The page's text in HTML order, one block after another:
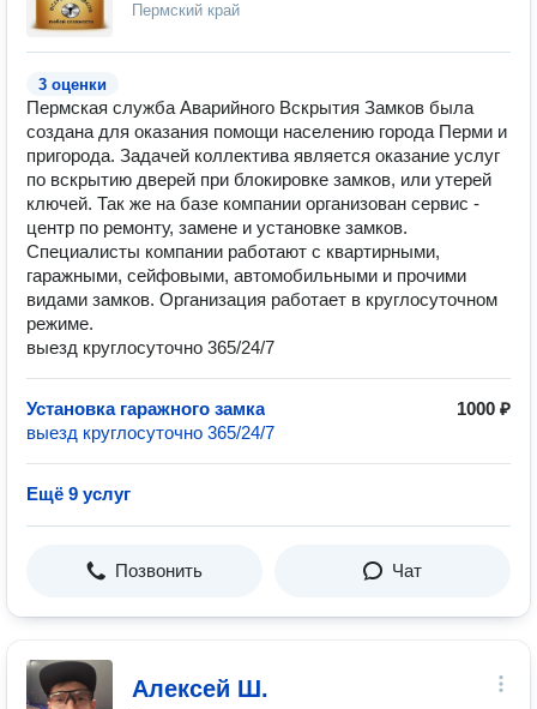
Пермский край
3 оценки
Пермская служба Аварийного Вскрытия Замков была
создана для оказания помощи населению города Перми и
пригорода. Задачей коллектива является оказание услуг
по вскрытию дверей при блокировке замков, или утерей
ключей. Так же на базе компании организован сервис -
центр по ремонту, замене и установке замков.
Специалисты компании работают с квартирными,
гаражными, сейфовыми, автомобильными и прочими
видами замков. Организация работает в круглосуточном
режиме.
выезд круглосуточно 365/24/7
Установка гаражного замка
1000 ₽
выезд круглосуточно 365/24/7
Ещё 9 услуг
Позвонить Чат
Алексей Ш.